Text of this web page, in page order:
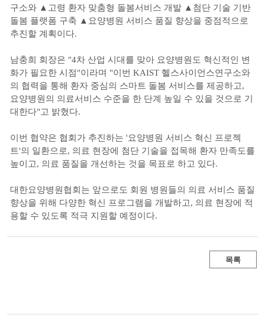
구소와 ▲고령 환자 맞춤형 돌봄서비스 개발 ▲첨단 기술 기반
돌봄 플랫폼 구축 ▲요양병원 서비스 품질 향상을 중점적으로
추진할 계획이다.
남충희 회장은 "4차 산업 시대를 맞아 요양병원도 혁신적인 변
화가 필요한 시점"이라며 "이번 KAIST 헬스사이언스연구소와
의 협력을 통해 환자 중심의 스마트 돌봄 서비스를 제공하고,
요양병원의 의료서비스 수준을 한 단계 높일 수 있을 것으로 기
대한다"고 밝혔다.
이번 협약은 협회가 추진하는 '요양병원 서비스 혁신 프로젝
트'의 일환으로, 의료 현장에 첨단 기술을 접목해 환자 만족도를
높이고, 의료 품질을 개선하는 것을 목표로 하고 있다.
대한요양병원협회는 앞으로도 회원 병원들의 의료 서비스 품질
향상을 위해 다양한 혁신 프로그램을 개발하고, 의료 현장에 적
용할 수 있도록 적극 지원할 예정이다.
목록